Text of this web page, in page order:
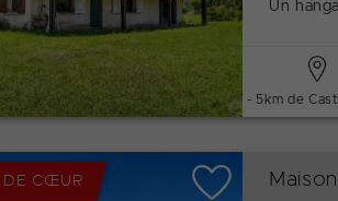
Un
- 5km de
DE CŒUR